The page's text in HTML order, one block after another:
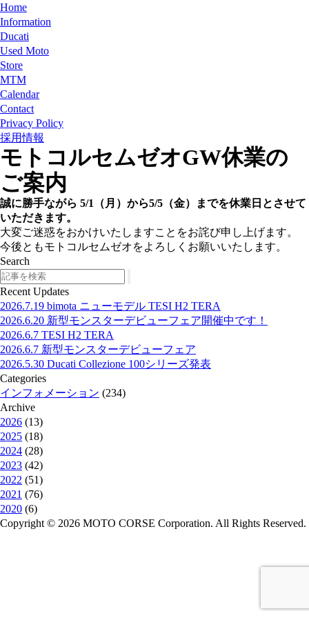
Home
Information
Ducati
Used Moto
Store
MTM
Calendar
Contact
Privacy Policy
採用情報
モトコルセムゼオGW休業の
ご案内
誠に勝手ながら 5/1（月）から5/5（金）までを休業日とさせて
いただきます。
大変ご迷惑をおかけいたしますことをお詫び申し上げます。
今後ともモトコルセムゼオをよろしくお願いいたします。
Search
Search
Recent Updates
2026.7.19 bimota ニューモデル TESI H2 TERA
2026.6.20 新型モンスターデビューフェア開催中です！
2026.6.7 TESI H2 TERA
2026.6.7 新型モンスターデビューフェア
2026.5.30 Ducati Collezione 100シリーズ発表
Categories
インフォメーション (234)
Archive
2026 (13)
2025 (18)
2024 (28)
2023 (42)
2022 (51)
2021 (76)
2020 (6)
Copyright © 2026 MOTO CORSE Corporation. All Rights Reserved.